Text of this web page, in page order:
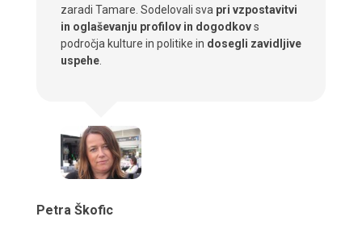
zaradi Tamare. Sodelovali sva pri vzpostavitvi
in oglaševanju profilov in dogodkovs
področja kulture in politike in dosegli zavidljive
uspehe
Petra Škofic